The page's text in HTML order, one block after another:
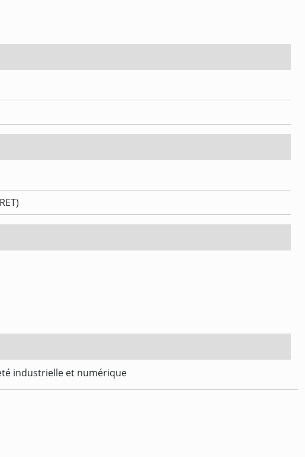
industrielle et numérique